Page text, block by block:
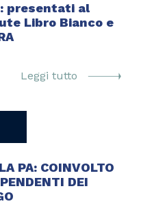
presentati al
Libro Bianco e
Leggi tutto
PA: COINVOLTO
DEI